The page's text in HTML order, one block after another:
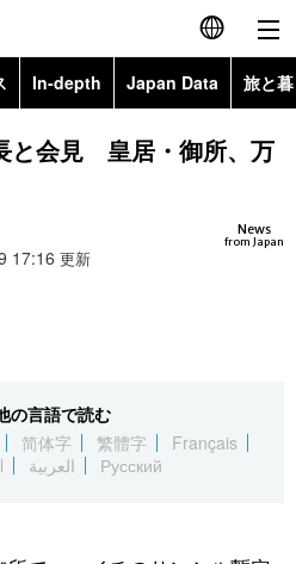
English
简体字
Русский
In-depth Japan Data 旅と
Topics
と会見 皇居・御所、万
News
from Japan
17:16 更新
の言語で読む
简体字 繁體字
Français
العربية Русский